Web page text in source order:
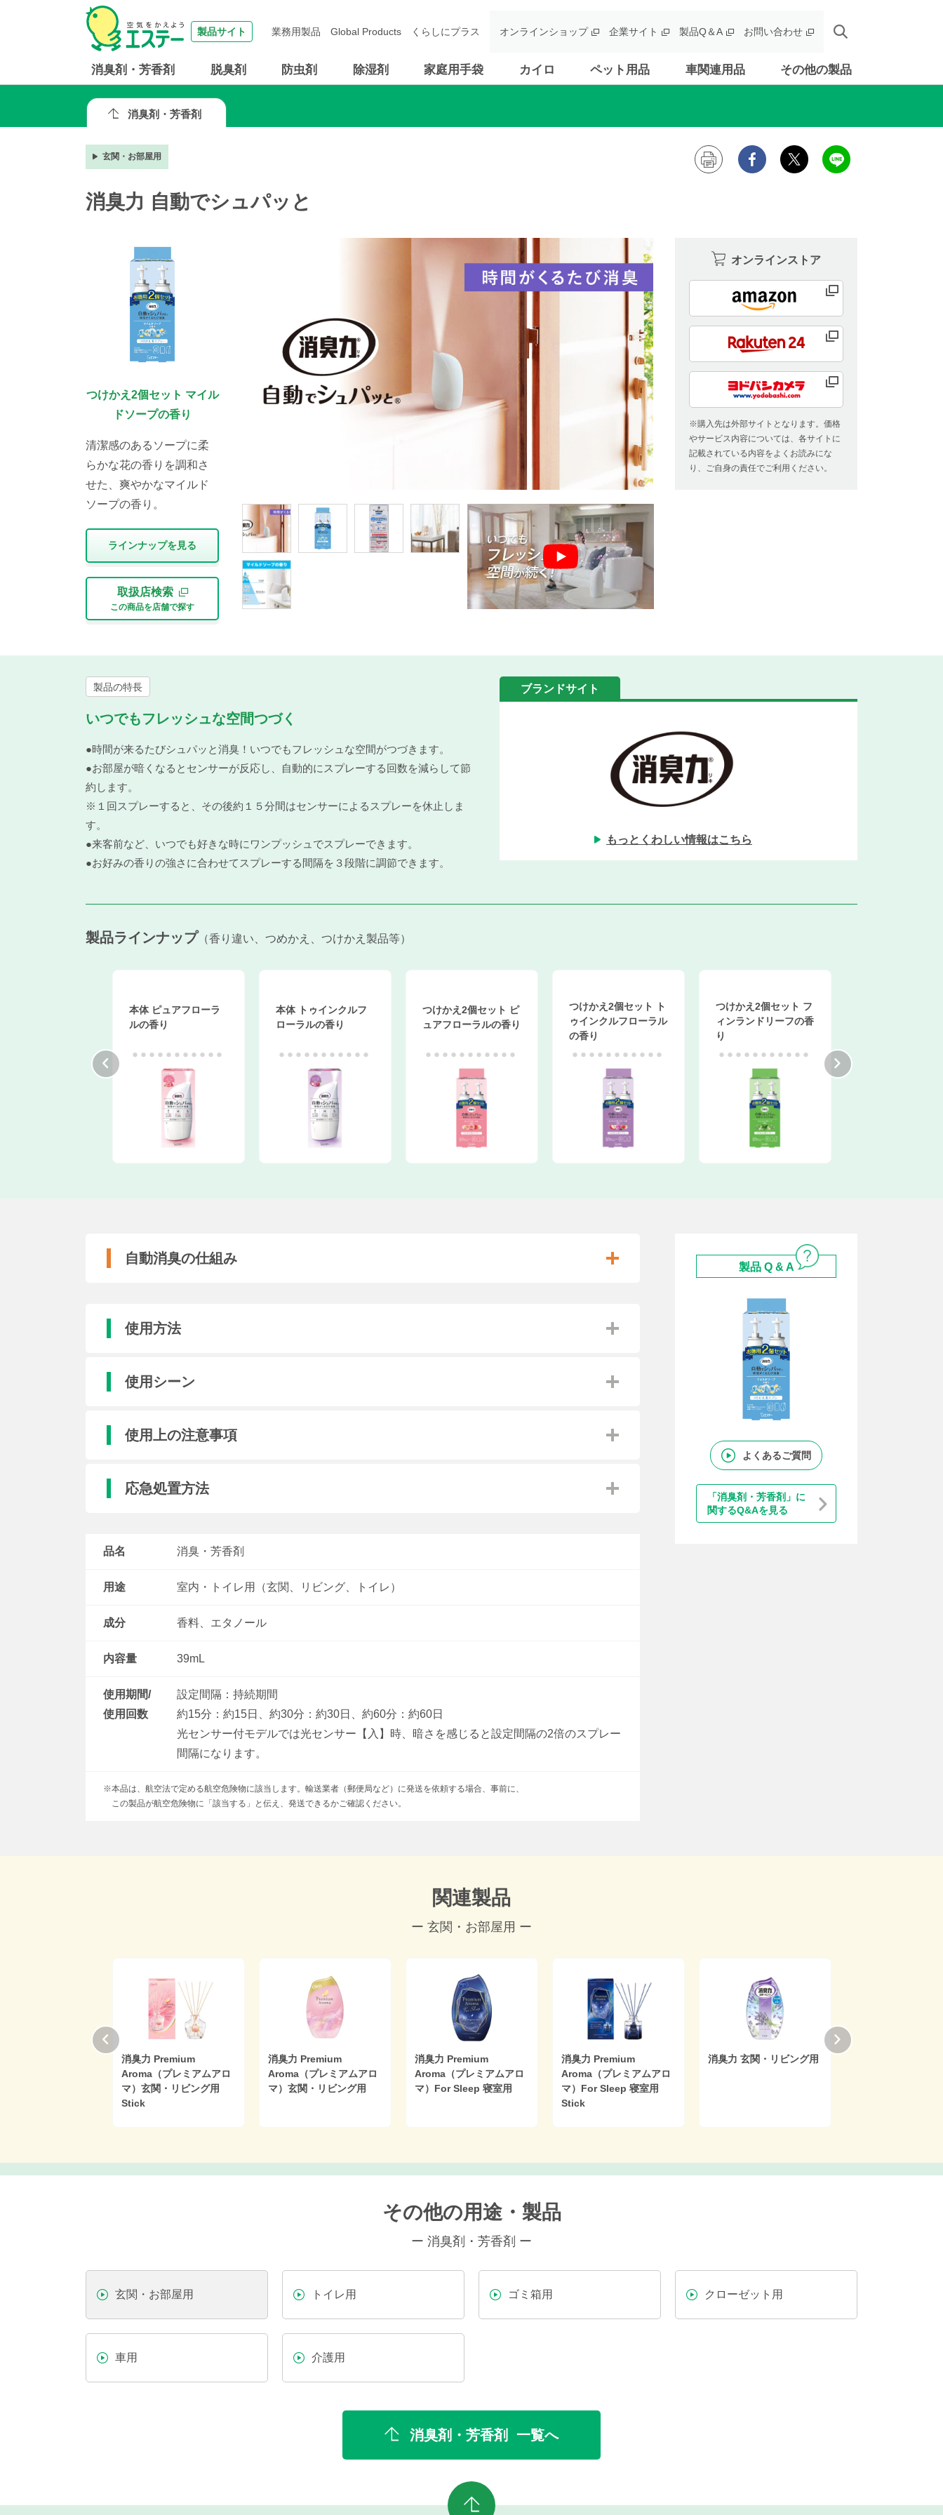
製品サイト
消臭剤・芳香剤 脱臭剤 防虫剤 除湿剤 家庭用手袋 カイロ ペット用品 車関連用品 その他の製品
業務用製品 Global Products くらしにプラス オンラインショップ 企業サイト 製品Q＆A お問い合わせ
消臭剤・芳香剤
玄関・お部屋用
消臭力 自動でシュパッと
つけかえ2個セット マイル
ドソープの香り
清潔感のあるソープに柔
らかな花の香りを調和さ
せた、爽やかなマイルド
ソープの香り。
ラインナップを⾒る
取扱店検索
この商品を店舗で探す
オンラインストア
※購入先は外部サイトとなります。価格
やサービス内容については、各サイトに
記載されている内容をよくお読みにな
り、ご自身の責任でご利用ください。
製品の特長
いつでもフレッシュな空間つづく
●時間が来るたびシュパッと消臭！いつでもフレッシュな空間がつづきます。
●お部屋が暗くなるとセンサーが反応し、自動的にスプレーする回数を減らして節
約します。
※１回スプレーすると、その後約１５分間はセンサーによるスプレーを休止しま
す。
●来客前など、いつでも好きな時にワンプッシュでスプレーできます。
●お好みの香りの強さに合わせてスプレーする間隔を３段階に調節できます。
ブランドサイト
もっとくわしい情報はこちら
製品ラインナップ 香り違い、つめかえ、つけかえ製品等
本体 ピュアフローラ
ルの香り
本体 トゥインクルフ
ローラルの香り
つけかえ2個セット ピ
ュアフローラルの香り
つけかえ2個セット ト
ゥインクルフローラル
の香り
つけかえ2個セット フ
ィンランドリーフの香
自動消臭の仕組み
使用方法
使用シーン
使用上の注意事項
応急処置方法
品名 消臭・芳香剤
用途 室内・トイレ用（玄関、リビング、トイレ）
成分 香料、エタノール
内容量 39mL
使用期間/
使用回数
設定間隔：持続期間
約15分：約15日、約30分：約30日、約60分：約60日
光センサー付モデルでは光センサー【入】時、暗さを感じると設定間隔の2倍のスプレー
間隔になります。
※本品は、航空法で定める航空危険物に該当します。輸送業者（郵便局など）に発送を依頼する場合、事前に、
この製品が航空危険物に「該当する」と伝え、発送できるかご確認ください。
製品 Q & A
よくあるご質問
「消臭剤・芳香剤」に
関するQ&Aを見る
関連製品
ー 玄関・お部屋用 ー
消臭力 Premium
Aroma（プレミアムアロ
マ）玄関・リビング用
Stick
消臭力 Premium
Aroma（プレミアムアロ
マ）玄関・リビング用
消臭力 Premium
Aroma（プレミアムアロ
マ）For Sleep 寝室用
消臭力 Premium
Aroma（プレミアムアロ
マ）For Sleep 寝室用
Stick
消臭力 玄関・リビング用
その他の用途・製品
ー 消臭剤・芳香剤 ー
玄関・お部屋用 トイレ用 ゴミ箱用 クローゼット用
車用 介護用
消臭剤・芳香剤 一覧へ